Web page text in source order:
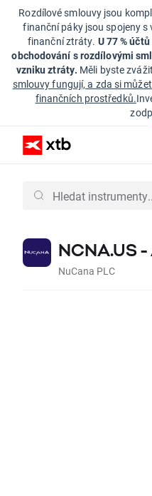
Rozdílové smlouvy jsou
finanční páky jsou spojeny
finanční ztráty. U 77 %
obchodování s rozdílovými
vzniku ztráty. Měli byste
smlouvy fungují, a zda si
finančních prostředků.
NCNA.US
NuCana PLC